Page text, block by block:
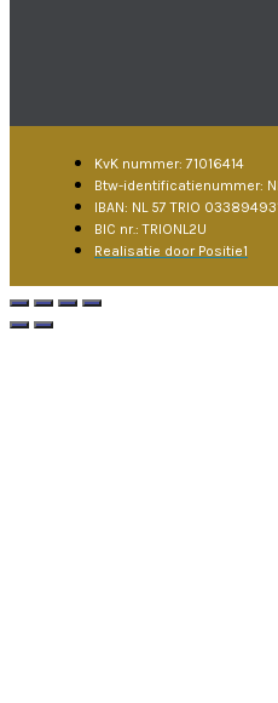
KvK nummer: 71016414
Btw-identificatienummer:
IBAN: NL 57 TRIO
BIC nr.: TRIONL2U
Realisatie door Positie1